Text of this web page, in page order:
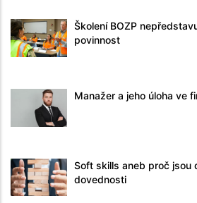
Školení BOZP
povinnost
Manažer a jeho úloha ve
Soft skills aneb proč jsou
dovednosti